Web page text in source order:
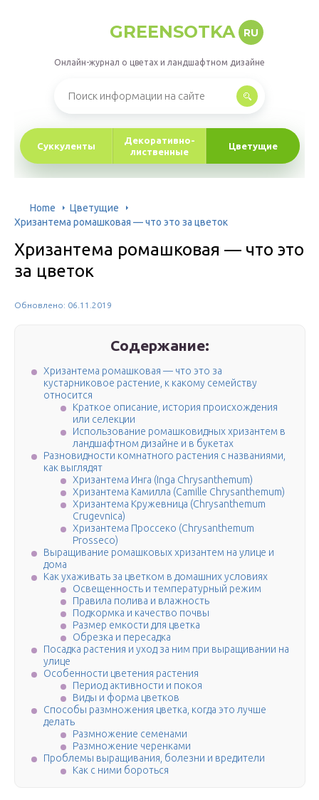
GREENSOTKA RU
Онлайн-журнал о цветах и ландшафтном дизайне
Суккуленты
Декоративно-
лиственные
Цветущие
Home
Цветущие
Хризантема ромашковая — что это за цветок
Хризантема ромашковая — что это
за цветок
Обновлено: 06.11.2019
Содержание:
Хризантема ромашковая — что это за
кустарниковое растение, к какому семейству
относится
Краткое описание, история происхождения
или селекции
Использование ромашковидных хризантем в
ландшафтном дизайне и в букетах
Разновидности комнатного растения с названиями,
как выглядят
Хризантема Инга (Inga Chrysanthemum)
Хризантема Камилла (Camille Chrysanthemum)
Хризантема Кружевница (Chrysanthemum
Crugevnica)
Хризантема Проссеко (Chrysanthemum
Prosseco)
Выращивание ромашковых хризантем на улице и
дома
Как ухаживать за цветком в домашних условиях
Освещенность и температурный режим
Правила полива и влажность
Подкормка и качество почвы
Размер емкости для цветка
Обрезка и пересадка
Посадка растения и уход за ним при выращивании на
улице
Особенности цветения растения
Период активности и покоя
Виды и форма цветков
Способы размножения цветка, когда это лучше
делать
Размножение семенами
Размножение черенками
Проблемы выращивания, болезни и вредители
Как с ними бороться